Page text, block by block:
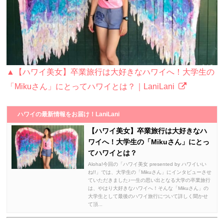
▲【ハワイ美女】卒業旅行は大好きなハワイへ！大学生の
「Mikuさん」にとってハワイとは？｜LaniLani
ハワイの最新情報をお届け！LaniLani
【ハワイ美女】卒業旅行は大好きなハ
ワイへ！大学生の「Mikuさん」にとっ
てハワイとは？
Aloha!今回の「ハワイ美女 presented by ハワイいい
ね!!」では、大学生の「Mikuさん」にインタビューさせ
ていただきました♪一生の思い出となる大学の卒業旅行
は、やはり大好きなハワイへ！そんな「Mikuさん」の
大学生として最後のハワイ旅行について詳しく聞かせ
て頂...